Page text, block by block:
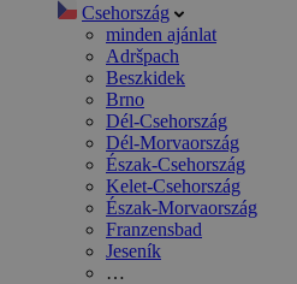
Csehország
minden ajánlat
Adršpach
Beszkidek
Brno
Dél-Csehország
Dél-Morvaország
Észak-Csehország
Kelet-Csehország
Észak-Morvaország
Franzensbad
Jeseník
…